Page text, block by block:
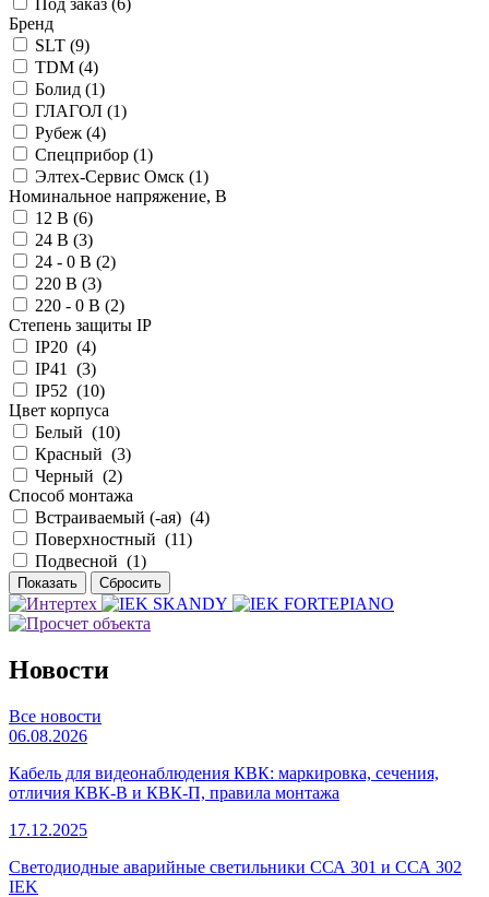
Бренд
SLT (9)
TDM (4)
Болид (1)
ГЛАГОЛ (1)
Рубеж (4)
Спецприбор (1)
Элтех-Сервис Омск (1)
Номинальное напряжение, В
12 В (6)
24 В (3)
24 - 0 В (2)
220 В (3)
220 - 0 В (2)
Степень защиты IP
IP20 (4)
IP41 (3)
IP52 (10)
Цвет корпуса
Белый (10)
Красный (3)
Черный (2)
Способ монтажа
Встраиваемый (-ая) (4)
Поверхностный (11)
Подвесной (1)
Новости
Все новости
06.08.2026
Кабель для видеонаблюдения КВК: маркировка, сечения,
отличия КВК-В и КВК-П, правила монтажа
17.12.2025
Светодиодные аварийные светильники ССА 301 и ССА 302
IEK